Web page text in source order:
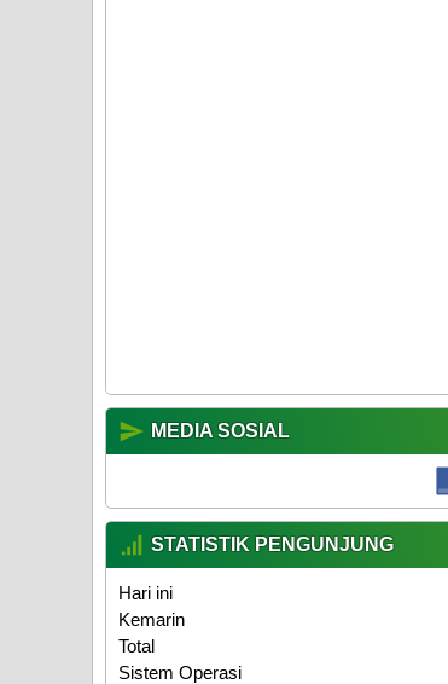
MEDIA SOSIAL
STATISTIK PENGUNJUNG
Hari ini
Kemarin
Total
Sistem Operasi